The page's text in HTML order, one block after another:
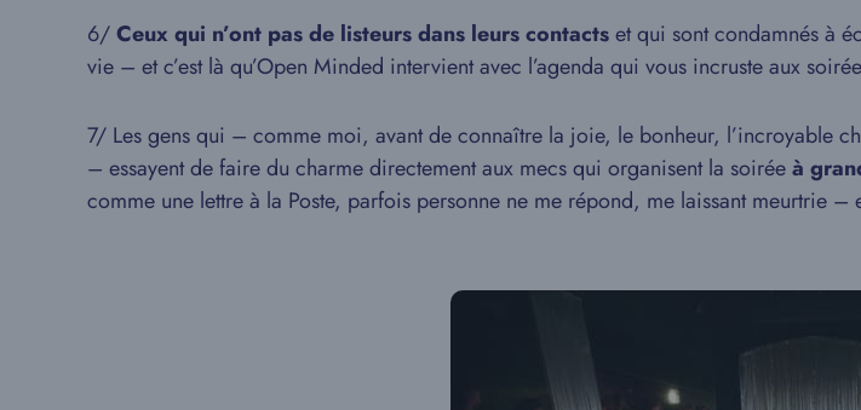
6/Ceux qui n’ont pas de listeurs dans leurs contactset qui sont condamnés à
vie – et c’est là qu’Open Minded intervient avec l’agenda qui vous incruste aux
7/ Les gens qui – comme moi, avant de connaître la joie, le bonheur, l’incroyable
– essayent de faire du charme directement aux mecs qui organisent la soiréeà
comme une lettre à la Poste, parfois personne ne me répond, me laissant meurtrie